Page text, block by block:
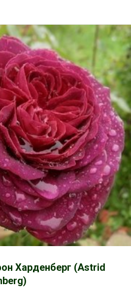
Харденберг (Astrid